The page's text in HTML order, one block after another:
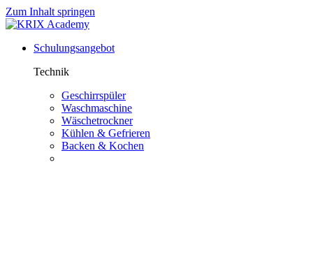
Zum Inhalt springen
Schulungsangebot
Technik
Geschirrspüler
Waschmaschine
Wäschetrockner
Kühlen & Gefrieren
Backen & Kochen